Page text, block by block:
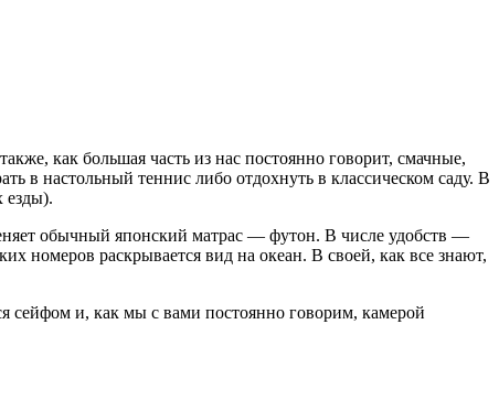
как большая часть из нас постоянно говорит, смачные,
в настольный теннис либо отдохнуть в классическом саду. В
езды).
обычный японский матрас — футон. В числе удобств —
номеров раскрывается вид на океан. В своей, как все знают,
сейфом и, как мы с вами постоянно говорим, камерой